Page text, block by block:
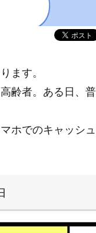
ます。
齢者。ある日、
でのキャッシュ